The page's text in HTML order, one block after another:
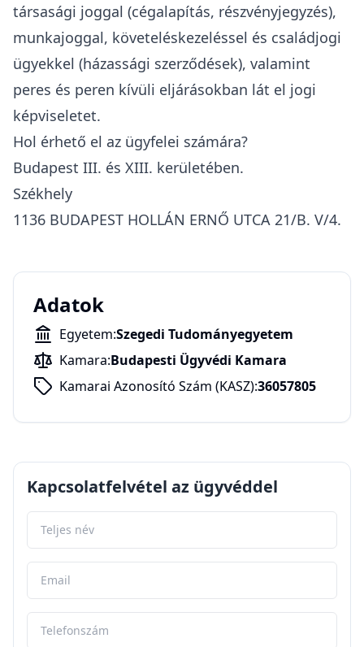
társasági joggal (cégalapítás, részvényjegyzés),
munkajoggal, követeléskezeléssel és családjogi
ügyekkel (házassági szerződések), valamint
peres és peren kívüli eljárásokban lát el jogi
képviseletet.
Hol érhető el az ügyfelei számára?
Budapest III. és XIII. kerületében.
Székhely
1136 BUDAPEST HOLLÁN ERNŐ UTCA 21/B. V/4.
Adatok
Egyetem:Szegedi Tudományegyetem
Kamara:Budapesti Ügyvédi Kamara
Kamarai Azonosító Szám (KASZ):36057805
Kapcsolatfelvétel az ügyvéddel